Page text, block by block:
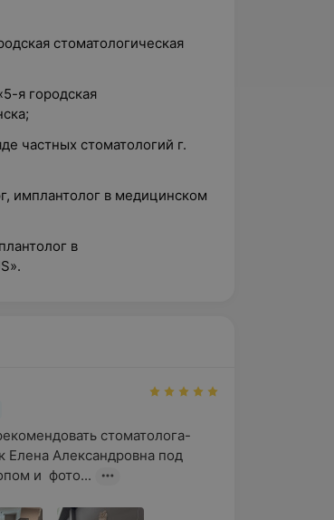
стоматологическая
я городская
частных стоматологий г.
имплантолог в медицинском
в
стоматолога-
Елена Александровна под
и  фото...